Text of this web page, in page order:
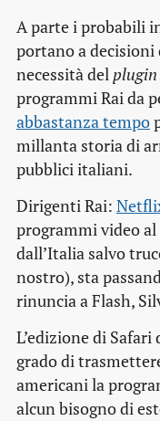
A parte i probabili
portano a decisioni
necessità del plugin
programmi Rai da
abbastanza tempo
millanta storia di
pubblici italiani.
Dirigenti Rai:
programmi video
dall’Italia salvo
nostro), sta
rinuncia a Flash,
L’edizione di
grado di
americani la
alcun bisogno di